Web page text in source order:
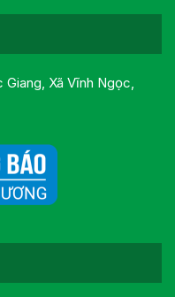
Xã Vĩnh Ngọc,